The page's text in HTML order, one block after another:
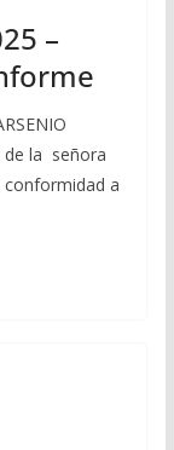
–
de la señora
conformidad a